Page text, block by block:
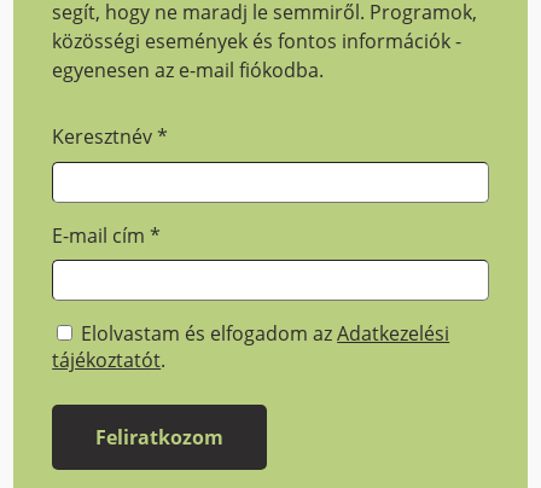
segít, hogy ne maradj le semmiről. Programok,
közösségi események és fontos információk -
egyenesen az e-mail fiókodba.
Keresztnév*
E-mail cím*
Elolvastam és elfogadom azAdatkezelési
tájékoztatót.